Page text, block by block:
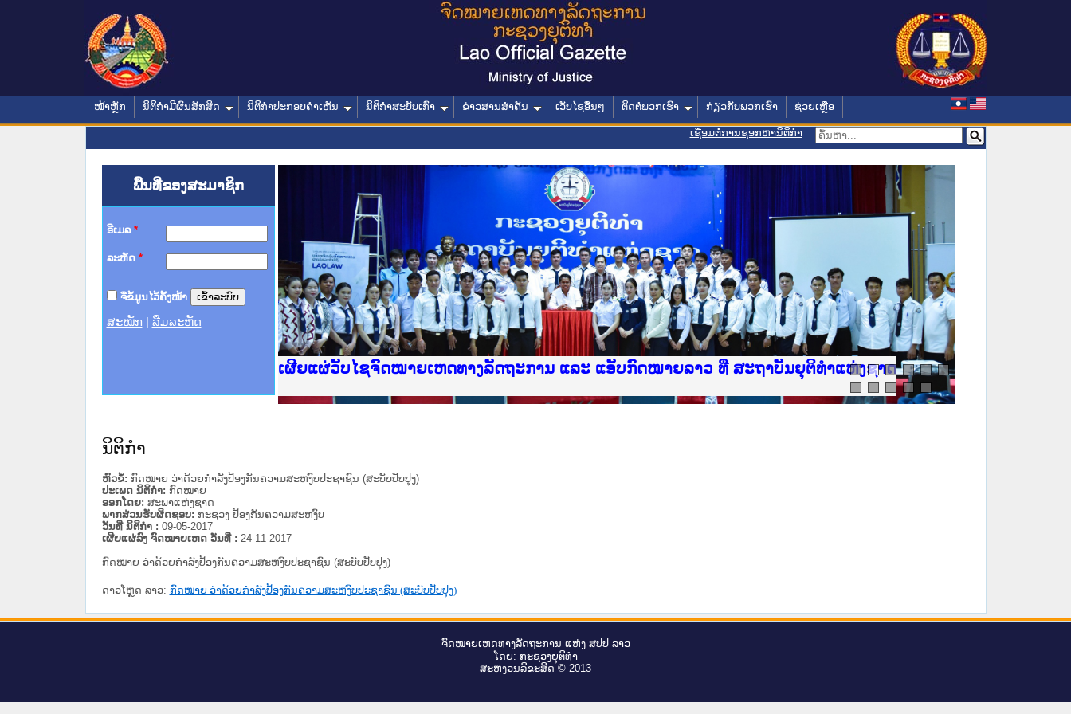
ໜ້າຫຼັກ ນິຕິກໍາມີຜົນສັກສິດ ນິຕິກໍາປະກອບຄໍາເຫັນ ນິຕິກໍາສະບັບເກົ່າ ຂ່າວສານສໍາຄັນ ເວັບໄຊອື່ນໆ ຕິດຕໍ່ພວກເຮົາ ກ່ຽວກັບພວກເຮົາ ຊ່ວຍເຫຼືອ
ເຊື່ອມຕໍ່ການຊອກຫານິຕິກຳ
ພື້ນທີ່ຂອງສະມາຊິກ
ອີເມລ *
ລະຫັດ *
ຈື່ຂໍ້ມູນໄວ້ຄັ້ງໜ້າ
ສະໝັກ ລືມລະຫັດ
ເຜີຍແຜ່ວັບໄຊຈົດໝາຍເຫດທາງລັດຖະການ ແລະ ແອັບກົດໝາຍລາວ ທີ່ ສະຖາບັນຍຸຕິທຳແຫ່ງຊາດ
ານສະພາປະຊາຊົນ ພາກເໜືອ
ທາງລັດຖະການ
ສຳລັບ ພາກກາງ
ສຳລັບ ພາກໃຕ້
ວິທະຍາຄານຕຳຫຼວດປະຊາຊົນ
ວິທະຍາຄານສັນຕິບານປະຊາຊົນ
ຂັ້ນແຂວງພາກເໜືອ
ານສະພາປະຊາຊົນ ພາກກາງ
ນິຕິກໍາ
ຫົວຂໍ້: ກົດໝາຍ ວ່າດ້ວຍກຳລັງປ້ອງກັນຄວາມສະຫງົບປະຊາຊົນ (ສະບັບປັບປຸງ)
ປະເພດ ນິຕິກໍາ: ກົດໝາຍ
ອອກໂດຍ: ສະພາແຫ່ງຊາດ
ພາກສ່ວນຮັບຜິດຊອບ: ກະຊວງ ປ້ອງກັນຄວາມສະຫງົບ
ວັນທີ່ ນິຕິກໍາ : 09-05-2017
ເຜີຍແຜ່ລົງ ຈົດໝາຍເຫດ ວັນທີ່ : 24-11-2017
ກົດໝາຍ ວ່າດ້ວຍກຳລັງປ້ອງກັນຄວາມສະຫງົບປະຊາຊົນ (ສະບັບປັບປຸງ)
ດາວໂຫຼດ ລາວ: ກົດໝາຍ ວ່າດ້ວຍກຳລັງປ້ອງກັນຄວາມສະຫງົບປະຊາຊົນ (ສະບັບປັບປຸງ)
ຈົດ​ໝາຍ​ເຫດ​ທາງ​ລັດ​ຖະ​ການ ແຫ່ງ ສ​ປ​ປ ລາວ
ໂດຍ: ກະ​ຊວງຍຸ​ຕິ​ທຳ
ສະ​ຫງວນ​ລິ​ຂະ​ສິດ © 2013